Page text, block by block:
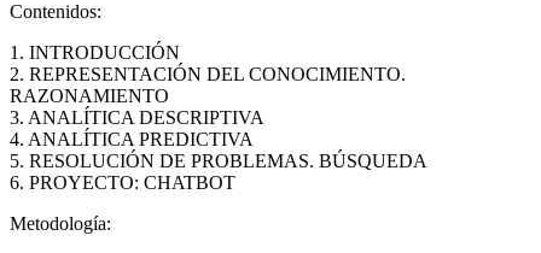
Contenidos:
1. INTRODUCCIÓN
2. REPRESENTACIÓN DEL CONOCIMIENTO.
RAZONAMIENTO
3. ANALÍTICA DESCRIPTIVA
4. ANALÍTICA PREDICTIVA
5. RESOLUCIÓN DE PROBLEMAS. BÚSQUEDA
6. PROYECTO: CHATBOT
Metodología: